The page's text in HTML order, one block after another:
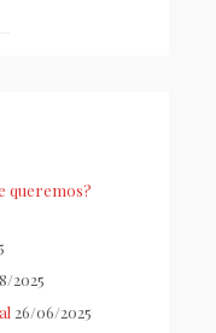
queremos?
2025
26/06/2025